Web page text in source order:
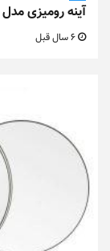
آینه رومیزی مدل Sun